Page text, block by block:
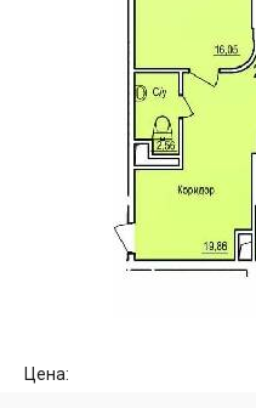
Цена: